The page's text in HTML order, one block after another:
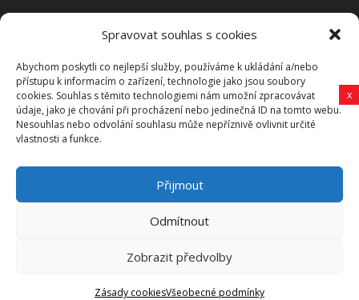
Spravovat souhlas s cookies
Abychom poskytli co nejlepší služby, používáme k ukládání a/nebo
přístupu k informacím o zařízení, technologie jako jsou soubory
cookies. Souhlas s těmito technologiemi nám umožní zpracovávat
údaje, jako je chování při procházení nebo jedinečná ID na tomto webu.
Nesouhlas nebo odvolání souhlasu může nepříznivě ovlivnit určité
vlastnosti a funkce.
Přijmout
Odmítnout
Zobrazit předvolby
Zásady cookiesVšeobecné podmínky
Přihlásit se k odběru novinek
Všeobecné podmínky
Vysočina-news.cz
Zpravodajství z Vysočiny
x